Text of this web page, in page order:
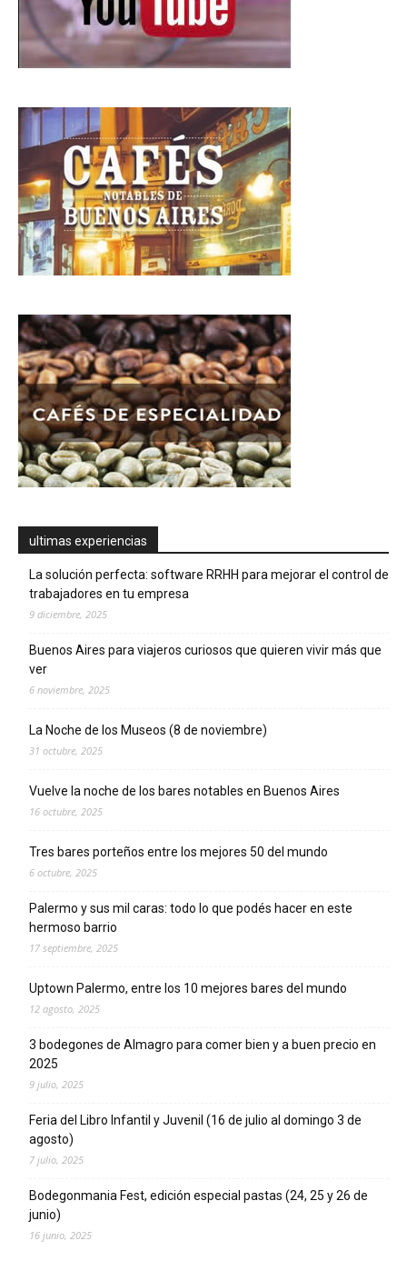
ultimas experiencias
La solución perfecta: software RRHH para mejorar el control de
trabajadores en tu empresa
9 diciembre, 2025
Buenos Aires para viajeros curiosos que quieren vivir más que
ver
6 noviembre, 2025
La Noche de los Museos (8 de noviembre)
31 octubre, 2025
Vuelve la noche de los bares notables en Buenos Aires
16 octubre, 2025
Tres bares porteños entre los mejores 50 del mundo
6 octubre, 2025
Palermo y sus mil caras: todo lo que podés hacer en este
hermoso barrio
17 septiembre, 2025
Uptown Palermo, entre los 10 mejores bares del mundo
12 agosto, 2025
3 bodegones de Almagro para comer bien y a buen precio en
2025
9 julio, 2025
Feria del Libro Infantil y Juvenil (16 de julio al domingo 3 de
agosto)
7 julio, 2025
Bodegonmania Fest, edición especial pastas (24, 25 y 26 de
junio)
16 junio, 2025